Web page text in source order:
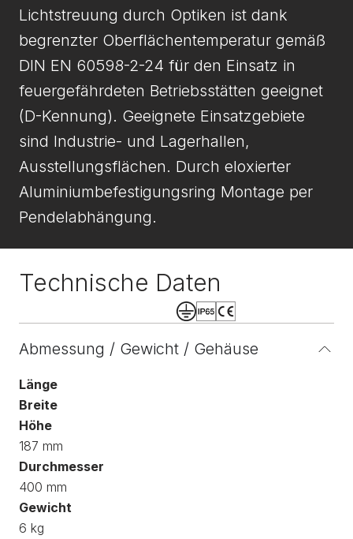
Lichtstreuung durch Optiken ist dank
begrenzter Oberflächentemperatur gemäß
DIN EN 60598-2-24 für den Einsatz in
feuergefährdeten Betriebsstätten geeignet
(D-Kennung). Geeignete Einsatzgebiete
sind Industrie- und Lagerhallen,
Ausstellungsflächen. Durch eloxierter
Aluminiumbefestigungsring Montage per
Pendelabhängung.
Technische Daten
Abmessung / Gewicht / Gehäuse
Länge
Breite
Höhe
187 mm
Durchmesser
400 mm
Gewicht
6 kg